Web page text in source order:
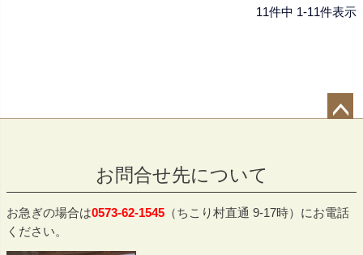
11件中 1-11件表示
へ
お問合せ先について
お急ぎの場合は0573-62-1545 （ちこり村直通 9-17時）にお電話
ください。